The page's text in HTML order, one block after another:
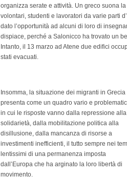
organizza serate e attività. Un greco suona
volontari, studenti e lavoratori da varie parti
dato l’opportunità ad alcuni di loro di
dispiace, perché a Salonicco ha trovato un
Intanto, il 13 marzo ad Atene due edifici
stati evacuati.
Insomma, la situazione dei migranti in Grecia
presenta come un quadro vario e
in cui le risposte vanno dalla repressione alla
solidarietà, dalla mobilitazione politica alla
disillusione, dalla mancanza di risorse a
investimenti inefficienti, il tutto sempre nei
lentissimi di una permanenza imposta
dall’Europa che ha arginato la loro libertà di
movimento.